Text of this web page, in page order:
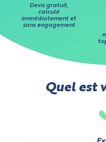
Devis gratuit,
calculé
immédiatement et
sans engagement
Quel est